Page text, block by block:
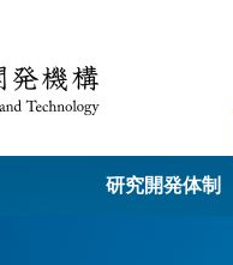
研究開発体制